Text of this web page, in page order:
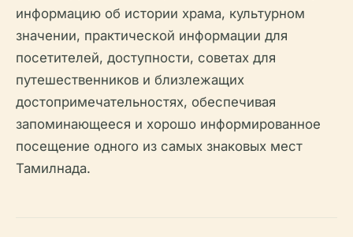
информацию об истории храма, культурном
значении, практической информации для
посетителей, доступности, советах для
путешественников и близлежащих
достопримечательностях, обеспечивая
запоминающееся и хорошо информированное
посещение одного из самых знаковых мест
Тамилнада.